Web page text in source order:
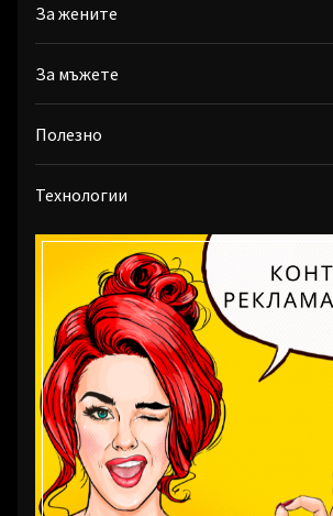
За жените
За мъжете
Полезно
Технологии